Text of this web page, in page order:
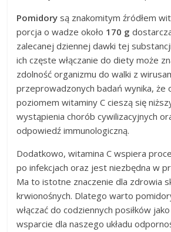
Pomidory są znakomitym źródłem
porcja o wadze około 170 g
zalecanej dziennej dawki tej
ich częste włączanie do diety może
zdolność organizmu do walki z
przeprowadzonych badań wynika, że
poziomem witaminy C cieszą się
wystąpienia chorób cywilizacyjnych
odpowiedź immunologiczną.
Dodatkowo, witamina C wspiera
po infekcjach oraz jest niezbędna w
Ma to istotne znaczenie dla zdrowia
krwionośnych. Dlatego warto
włączać do codziennych posiłków
wsparcie dla naszego układu